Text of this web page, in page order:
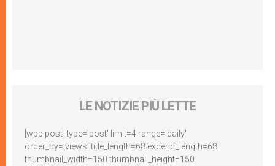
LE NOTIZIE PIÙ LETTE
[wpp post_type='post' limit=4 range='daily'
order_by='views' title_length=68 excerpt_length=68
thumbnail_width=150 thumbnail_height=150